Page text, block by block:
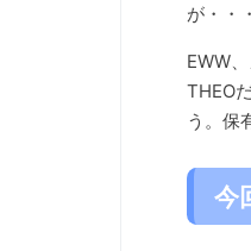
が・・
EWW
THEO
う。保
今